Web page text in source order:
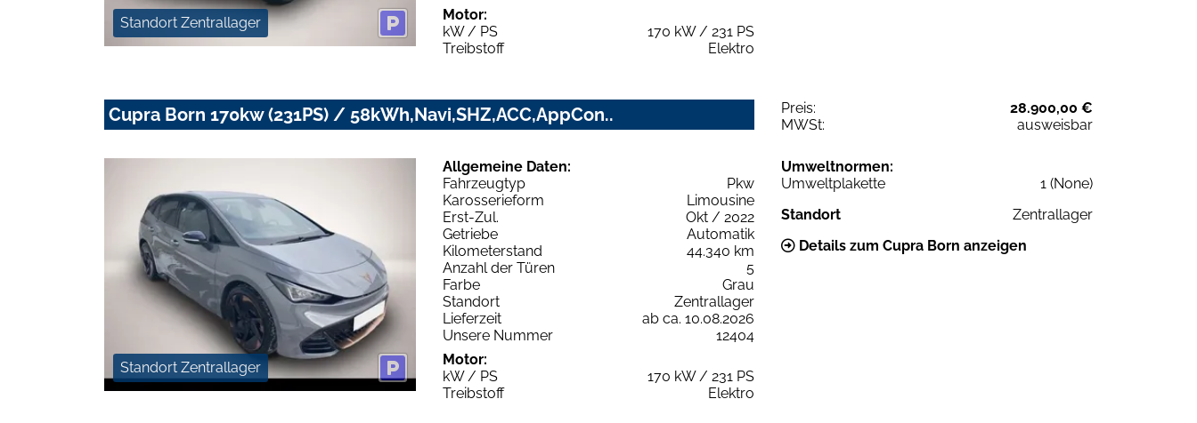
Standort Zentrallager
Motor:
kW / PS
170 kW / 231 PS
Treibstoff
Elektro
Cupra Born 170kw (231PS) / 58kWh,Navi,SHZ,ACC,AppCon.. Preis:
28.900,00 €
MWSt:
ausweisbar
Standort Zentrallager
Allgemeine Daten:
Fahrzeugtyp
Pkw
Karosserieform
Limousine
Erst-Zul.
Okt / 2022
Getriebe
Automatik
Kilometerstand
44.340 km
Anzahl der Türen
5
Farbe
Grau
Standort
Zentrallager
Lieferzeit
ab ca. 10.08.2026
Unsere Nummer
12404
Motor:
kW / PS
170 kW / 231 PS
Treibstoff
Elektro
Umweltnormen:
Umweltplakette
1 (None)
Standort
Zentrallager
Details zum Cupra Born anzeigen